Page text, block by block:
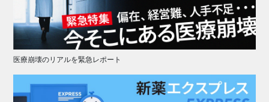
医療崩壊のリアルを緊急レポート